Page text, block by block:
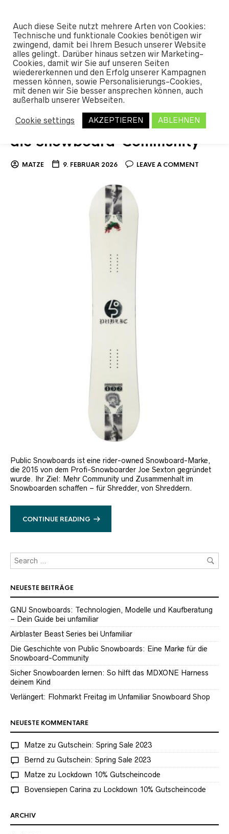
TAG ARCHIVES:JOE SEXTON
Die Geschichte von Public
Snowboards: Eine Marke für
die Snowboard-Community
MATZE 9. FEBRUAR 2026 LEAVE A COMMENT
Public Snowboards ist eine rider-owned Snowboard-Marke,
die 2015 von dem Profi-Snowboarder Joe Sexton gegründet
wurde. Ihr Ziel: Mehr Community und Zusammenhalt im
Snowboarden schaffen – für Shredder, von Shreddern.
CONTINUE READING
NEUESTE BEITRÄGE
GNU Snowboards: Technologien, Modelle und Kaufberatung
– Dein Guide bei unfamiliar
Airblaster Beast Series bei Unfamiliar
Die Geschichte von Public Snowboards: Eine Marke für die
Snowboard-Community
Sicher Snowboarden lernen: So hilft das MDXONE Harness
deinem Kind
Verlängert: Flohmarkt Freitag im Unfamiliar Snowboard Shop
NEUESTE KOMMENTARE
Matze zu Gutschein: Spring Sale 2023
Bernd zu Gutschein: Spring Sale 2023
Matze zu Lockdown 10% Gutscheincode
Bovensiepen Carina zu Lockdown 10% Gutscheincode
ARCHIV
Auch diese Seite nutzt mehrere Arten von Cookies:
Technische und funktionale Cookies benötigen wir
zwingend, damit bei Ihrem Besuch unserer Website
alles gelingt. Darüber hinaus setzen wir Marketing-
Cookies, damit wir Sie auf unseren Seiten
wiedererkennen und den Erfolg unserer Kampagnen
messen können, sowie Personalisierungs-Cookies,
mit denen wir Sie besser ansprechen können, auch
außerhalb unserer Webseiten.
Cookie settings AKZEPTIEREN ABLEHNEN